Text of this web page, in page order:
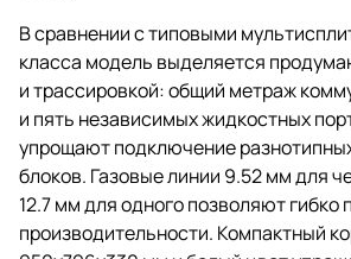
В сравнении с типовыми
класса модель выделяется
и трассировкой: общий метраж
и пять независимых жидкостных
упрощают подключение
блоков. Газовые линии 9.52 мм для
12.7 мм для одного позволяют гибко
производительности. Компактный